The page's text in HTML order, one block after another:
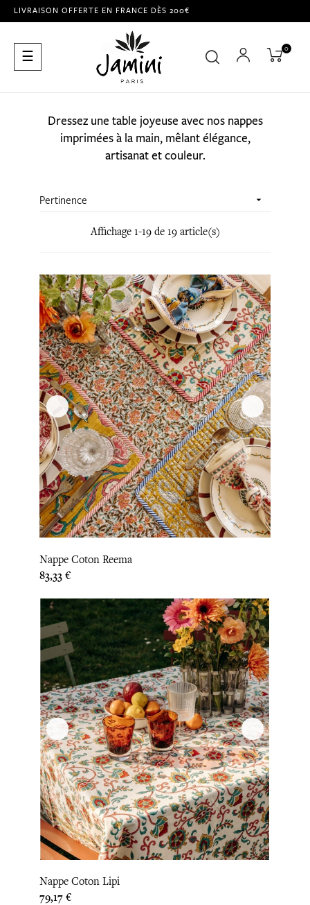
LIVRAISON OFFERTE EN FRANCE DÈS 200€
Basculer
la
☰ 0
Dressez une table joyeuse avec nos nappes
imprimées à la main, mêlant élégance,
artisanat et couleur.
Pertinence 
Affichage 1-19 de 19 article(s)
Nappe Coton Reema
Prix
83,33 €
Nappe Coton Lipi
Prix
79,17 €